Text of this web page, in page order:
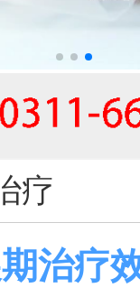
疗
治疗